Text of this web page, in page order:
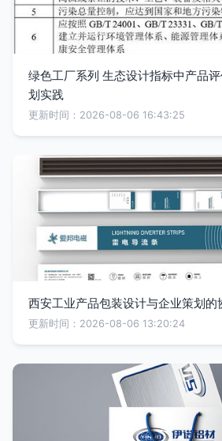
绿色工厂系列 生态设计指标中产品
划实践
更新时间：2026-08-06 16:43:25
西安工业产品包装设计与企业策划的
更新时间：2026-08-06 13:20:24